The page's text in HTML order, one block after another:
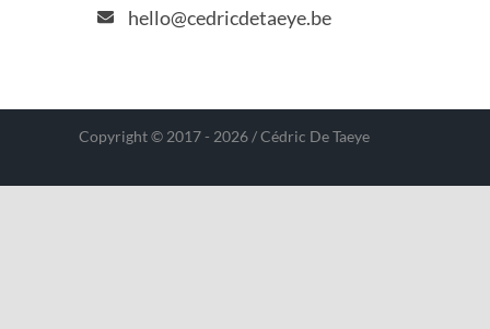
hello@cedricdetaeye.be
Copyright © 2017 - 2026 / Cédric De Taeye